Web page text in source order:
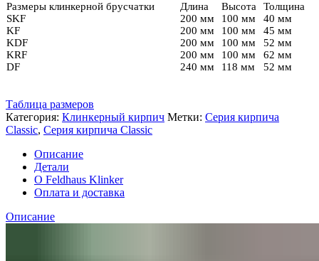
Размеры клинкерной брусчатки Длина Высота
Толщина
SKF
200 мм 100 мм
40 мм
KF
200 мм 100 мм
45 мм
KDF
200 мм 100 мм
52 мм
KRF
200 мм 100 мм
62 мм
DF
240 мм 118 мм 52 мм
Таблица размеров
Категория: Клинкерный кирпич Метки: Cерия кирпича
Classic, Серия кирпича Classic
Описание
Детали
О Feldhaus Klinker
Оплата и доставка
Описание